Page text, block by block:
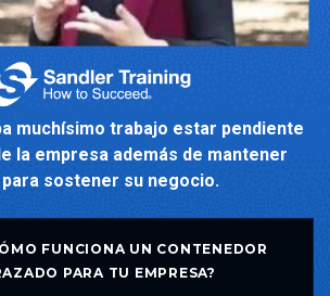
muchísimo trabajo estar pendiente
la empresa además de mantener
sostener su negocio.
FUNCIONA UN CONTENEDOR
PARA TU EMPRESA?